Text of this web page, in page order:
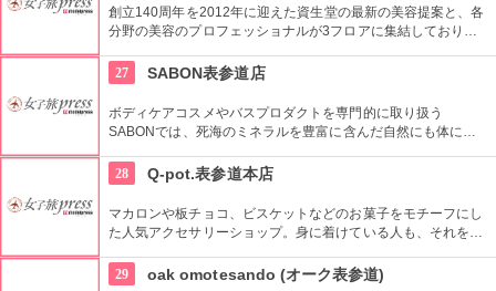
創立140周年を2012年に迎えた資生堂の最新の美容提案と、各
分野の美容のプロフェッショナルが3フロアに集結しており、
ベントなどのイベントをしているのでチェックしよう。
27 SABON表参道店
ボディケアコスメやバスプロダクトを専門的に取り扱う
SABONでは、死海のミネラルを豊富に含んだ自然にも体にも
28
Q-pot.表参道本店
マカロンや板チョコ、ビスケットなどのお菓子をモチーフにし
た人気アクセサリーショップ。身に着けている人も、それを見
ト。
29 oak omotesando (オーク表参道)